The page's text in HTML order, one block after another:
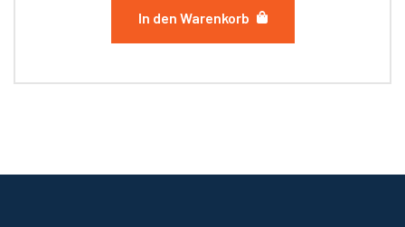
In den Warenkorb